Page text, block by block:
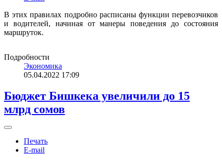
В этих правилах подробно расписаны функции перевозчиков
и водителей, начиная от манеры поведения до состояния
маршруток.
Подробности
Экономика
05.04.2022 17:09
Бюджет Бишкека увеличили до 15
млрд сомов
Печать
E-mail